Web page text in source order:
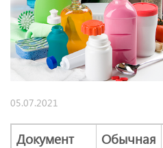
05.07.2021
Документ
Обычная